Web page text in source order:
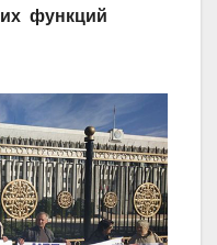
их функций